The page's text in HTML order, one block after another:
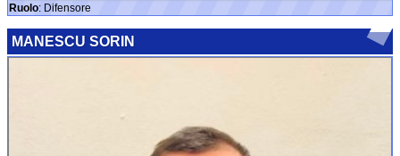
Ruolo: Difensore
MANESCU SORIN